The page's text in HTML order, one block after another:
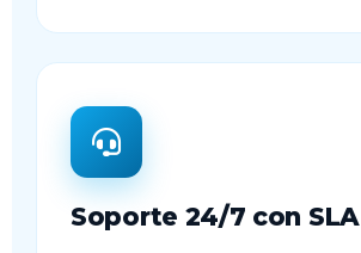
Soporte 24/7 con SLA